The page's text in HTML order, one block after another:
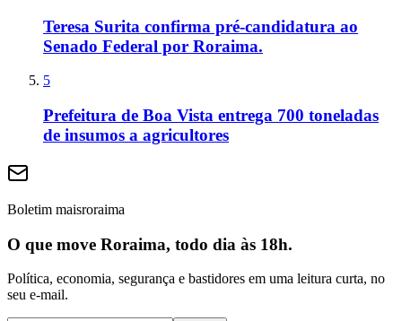
Teresa Surita confirma pré-candidatura ao
Senado Federal por Roraima.
5
Prefeitura de Boa Vista entrega 700 toneladas
de insumos a agricultores
Boletim maisroraima
O que move Roraima, todo dia às 18h.
Política, economia, segurança e bastidores em uma leitura curta, no
seu e-mail.